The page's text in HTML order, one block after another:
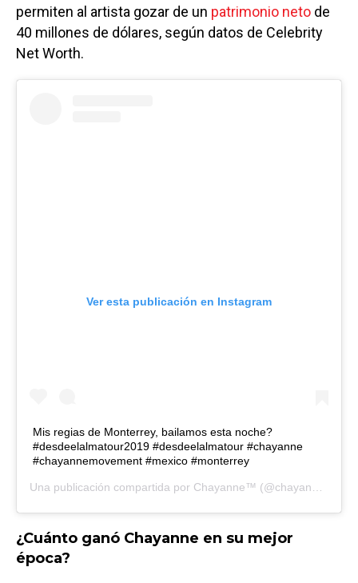
permiten al artista gozar de un patrimonio neto de
40 millones de dólares, según datos de Celebrity
Net Worth.
Ver esta publicación en Instagram
Mis regias de Monterrey, bailamos esta noche?
#desdeelalmatour2019 #desdeelalmatour #chayanne
#chayannemovement #mexico #monterrey
Una publicación compartida por Chayanne™ (@chayanne) el
¿Cuánto ganó Chayanne en su mejor
época?